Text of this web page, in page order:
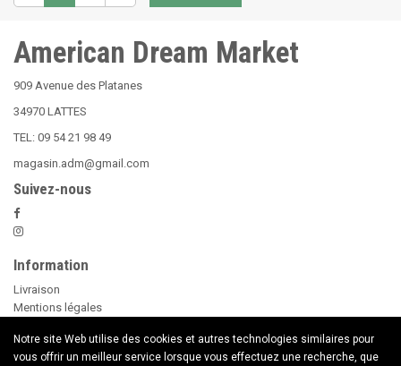
Notre site Web utilise des cookies et autres technologies similaires pour
vous offrir un meilleur service lorsque vous effectuez une recherche, que
American Dream Market
909 Avenue des Platanes
34970 LATTES
TEL: 09 54 21 98 49
magasin.adm@gmail.com
Suivez-nous
Information
Livraison
Mentions légales
Paiement sécurisé
Le Beer Pong